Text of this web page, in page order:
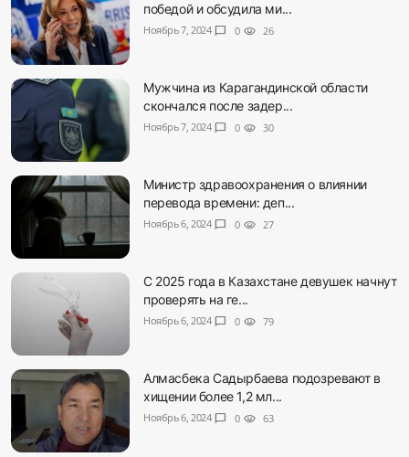
победой и обсудила ми...
Ноябрь 7, 2024 chat_bubble 0 visibility 26
Мужчина из Карагандинской области
скончался после задер...
Ноябрь 7, 2024 chat_bubble 0 visibility 30
Министр здравоохранения о влиянии
перевода времени: деп...
Ноябрь 6, 2024 chat_bubble 0 visibility 27
С 2025 года в Казахстане девушек начнут
проверять на ге...
Ноябрь 6, 2024 chat_bubble 0 visibility 79
Алмасбека Садырбаева подозревают в
хищении более 1,2 мл...
Ноябрь 6, 2024 chat_bubble 0 visibility 63